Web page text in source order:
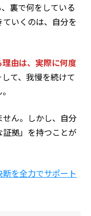
裏で何をしている
ていくのは、自分を
理由は、実際に何度
して、我慢を続けて
ん。しかし、自分
拠」を持つことが
を全力でサポート